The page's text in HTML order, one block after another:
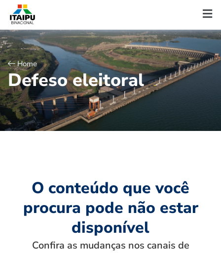
Home
Defeso eleitoral
O conteúdo que você
procura pode não estar
disponível
Confira as mudanças nos canais de